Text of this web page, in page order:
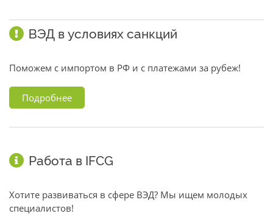
ВЭД в условиях санкций
Поможем с импортом в РФ и с платежами за рубеж!
Подробнее
Работа в IFCG
Хотите развиваться в сфере ВЭД? Мы ищем молодых
специалистов!